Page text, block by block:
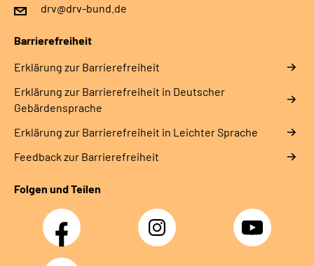
drv@drv-bund.de
Barrierefreiheit
Erklärung zur Barrierefreiheit
Erklärung zur Barrierefreiheit in Deutscher
Gebärdensprache
Erklärung zur Barrierefreiheit in Leichter Sprache
Feedback zur Barrierefreiheit
Folgen und Teilen
Facebook Instagram YouTube